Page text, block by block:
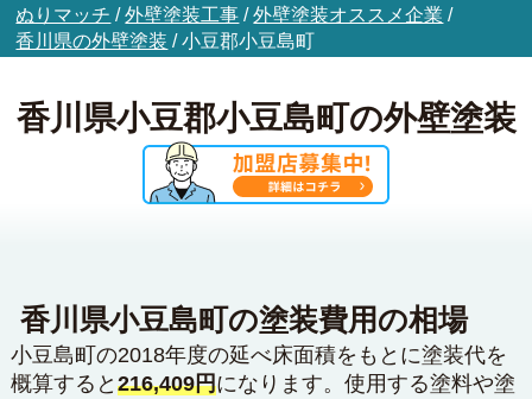
ぬりマッチ /外壁塗装工事 /外壁塗装オススメ企業 /
香川県の外壁塗装 /小豆郡小豆島町
香川県小豆郡小豆島町の外壁塗装
香川県小豆島町の塗装費用の相場
小豆島町の2018年度の延べ床面積をもとに塗装代を
概算すると 216,409円になります。使用する塗料や塗